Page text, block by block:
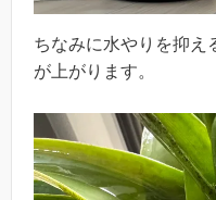
ちなみに水やりを抑え
が上がります。